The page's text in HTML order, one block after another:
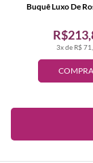
3x de R$
Buquê Luxo De